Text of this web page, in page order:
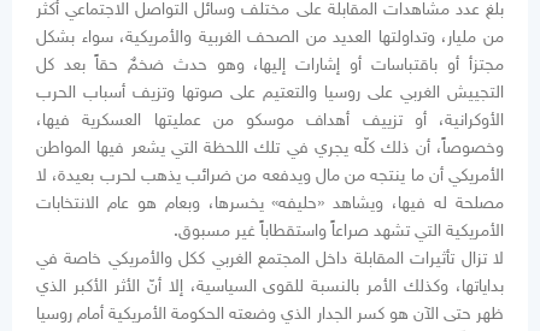
بلغ عدد مشاهدات المقابلة على مختلف وسائل التواصل الاجتماعي أكثر
من مليار، وتداولتها العديد من الصحف الغربية والأمريكية، سواء بشكل
مجتزأ أو باقتباسات أو إشارات إليها، وهو حدث ضخمٌ حقاً بعد كل
التجييش الغربي على روسيا والتعتيم على صوتها وتزيف أسباب الحرب
الأوكرانية، أو تزييف أهداف موسكو من عمليتها العسكرية فيها،
وخصوصاً، أن ذلك كلّه يجري في تلك اللحظة التي يشعر فيها المواطن
الأمريكي أن ما ينتجه من مال ويدفعه من ضرائب يذهب لحرب بعيدة، لا
مصلحة له فيها، ويشاهد «حليفه» يخسرها، وبعام هو عام الانتخابات
الأمريكية التي تشهد صراعاً واستقطاباً غير مسبوق.
لا تزال تأثيرات المقابلة داخل المجتمع الغربي ككل والأمريكي خاصة في
بداياتها، وكذلك الأمر بالنسبة للقوى السياسية، إلا أنّ الأثر الأكبر الذي
ظهر حتى الآن هو كسر الجدار الذي وضعته الحكومة الأمريكية أمام روسيا